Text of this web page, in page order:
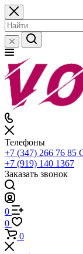
Телефоны
+7 (347) 266 76 85
+7 (919) 140 1367
Заказать звонок
0
0
0